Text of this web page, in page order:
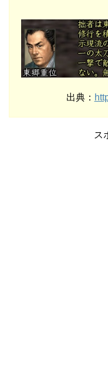
出典：
ス